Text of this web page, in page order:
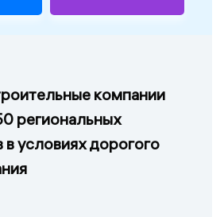
компании
региональных
условиях дорогого